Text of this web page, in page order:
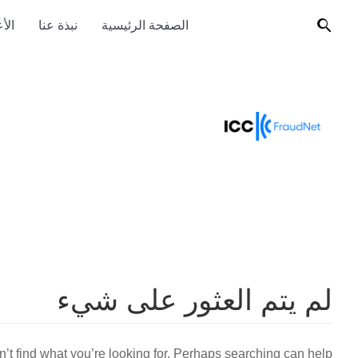
الصفحة الرئيسية نبذة عنا
لم يتم العثور على شيء
find what you’re looking for. Perhaps searching can help.